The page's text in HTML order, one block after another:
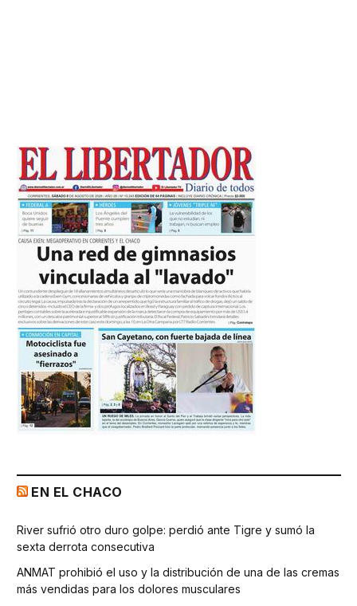
EN EL CHACO
River sufrió otro duro golpe: perdió ante Tigre y sumó la
sexta derrota consecutiva
ANMAT prohibió el uso y la distribución de una de las cremas
más vendidas para los dolores musculares